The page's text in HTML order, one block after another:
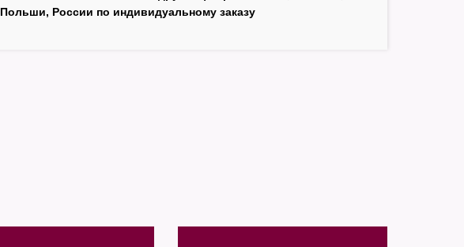
Польши, России по индивидуальному заказу